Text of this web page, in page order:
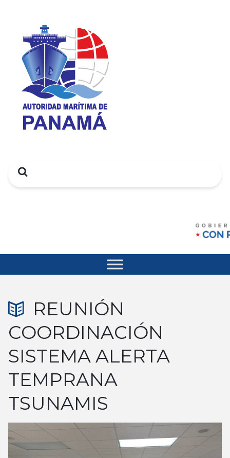
Search
REUNIÓN
COORDINACIÓN
SISTEMA ALERTA
TEMPRANA
TSUNAMIS